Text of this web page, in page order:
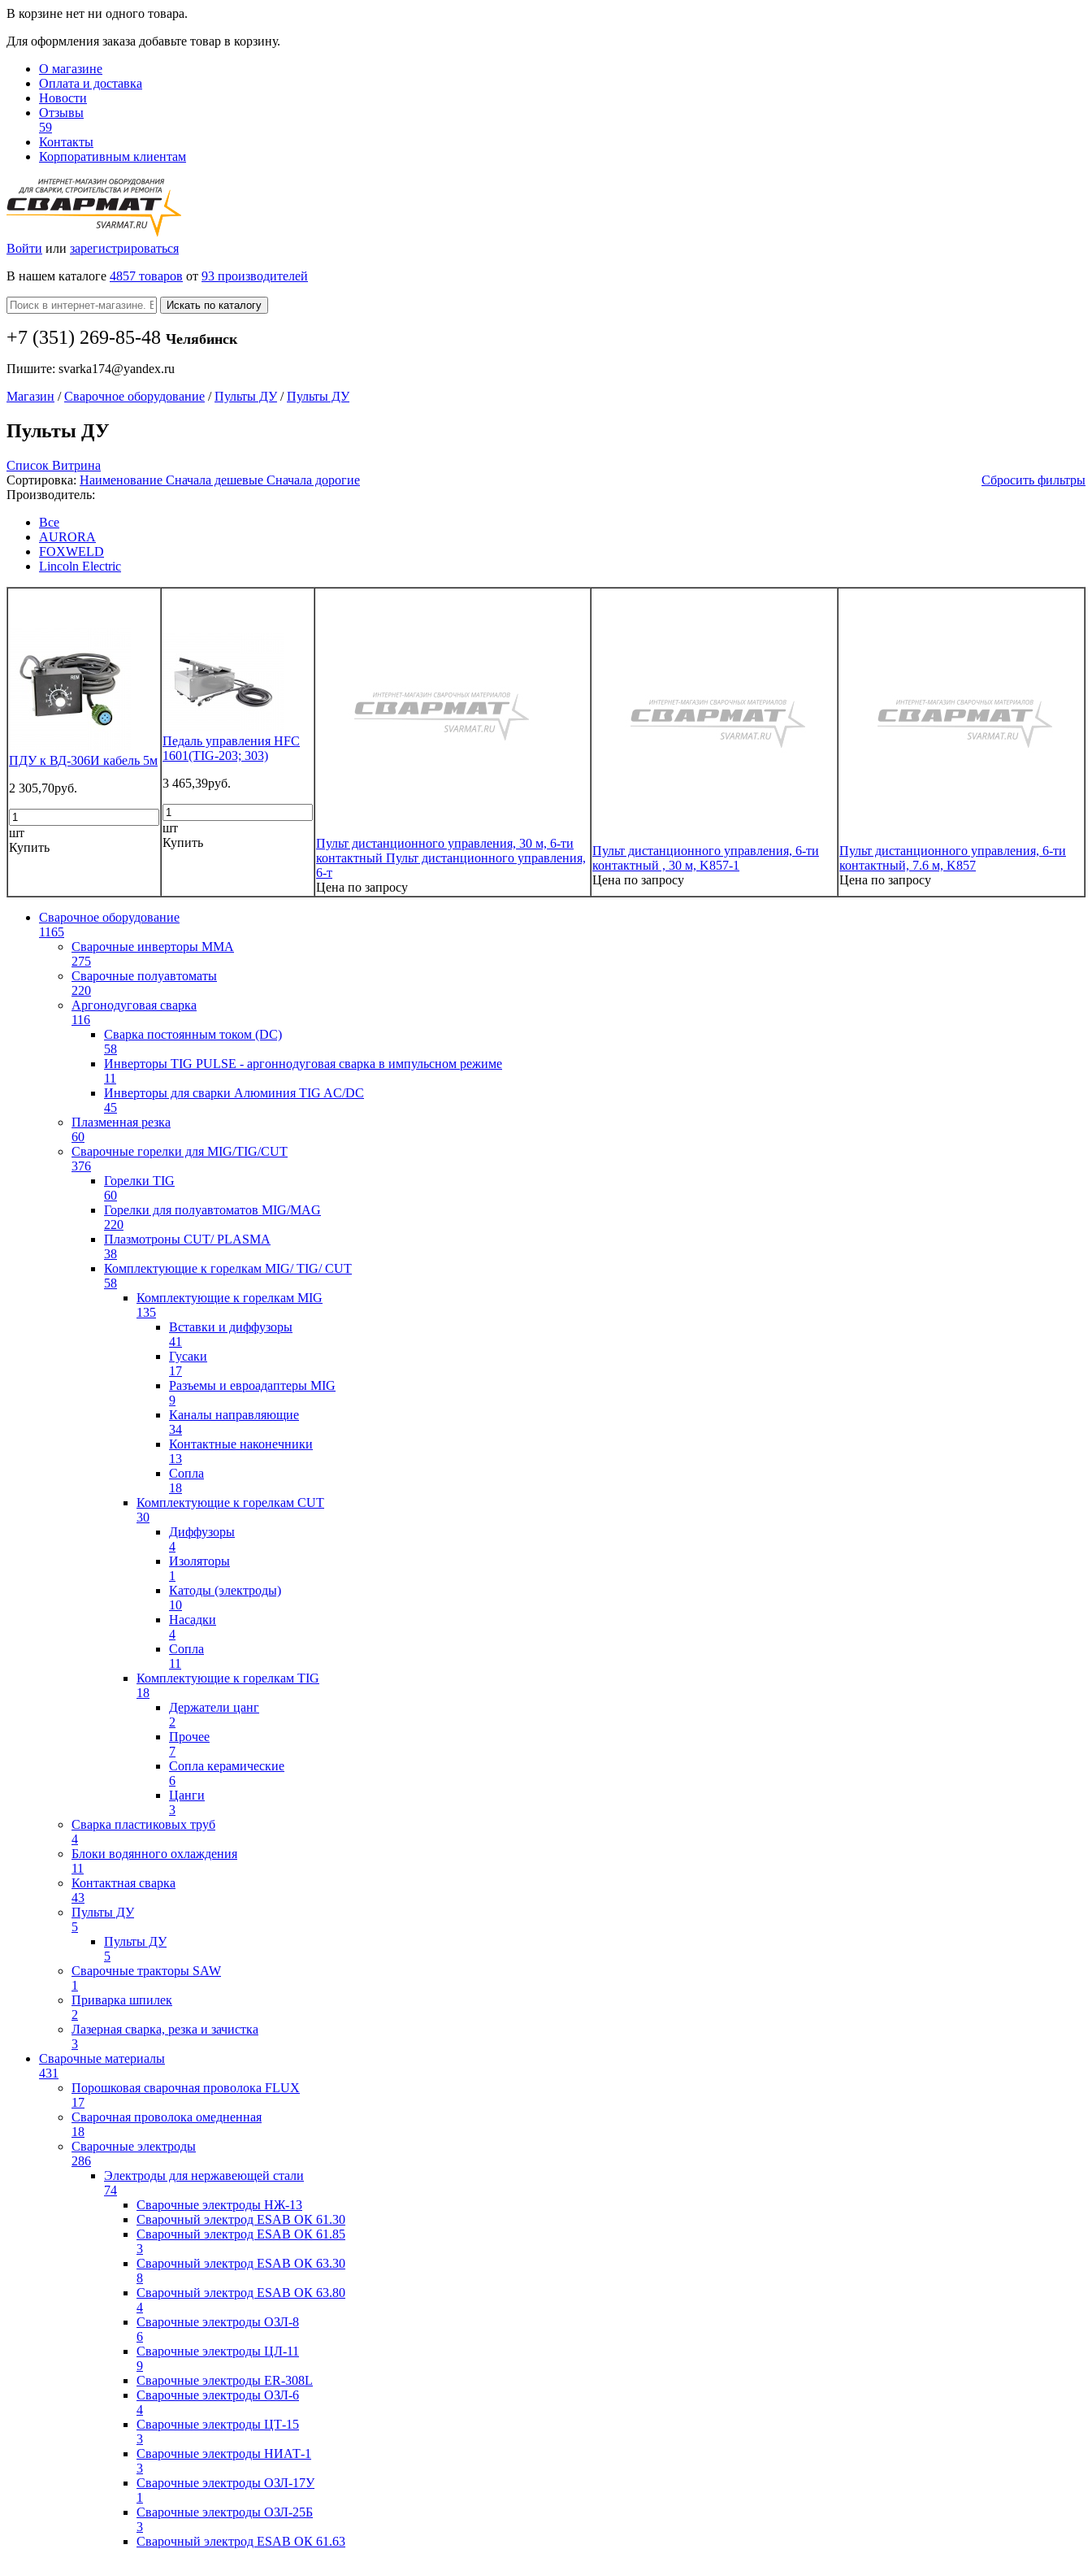
В корзине нет ни одного товара.
Для оформления заказа добавьте товар в корзину.
О магазине
Оплата и доставка
Новости
Отзывы
59
Контакты
Корпоративным клиентам
Войти или зарегистрироваться
В нашем каталоге 4857 товаров от 93 производителей
Искать по каталогу
+7 (351) 269-85-48 Челябинск
Пишите: svarka174@yandex.ru
Магазин / Сварочное оборудование / Пульты ДУ / Пульты ДУ
Пульты ДУ
Список Витрина
Сортировка: Наименование Сначала дешевые Сначала дорогие
Сбросить фильтры
Производитель:
Все
AURORA
FOXWELD
Lincoln Electric
ПДУ к ВД-306И кабель 5м
2 305,70руб.
шт
Купить
Педаль управления HFC
1601(TIG-203; 303)
3 465,39руб.
шт
Купить
Пульт дистанционного управления, 30 м, 6-ти
контактный Пульт дистанционного управления,
6-т
Цена по запросу
Пульт дистанционного управления, 6-ти
контактный , 30 м, K857-1
Цена по запросу
Пульт дистанционного управления, 6-ти
контактный, 7.6 м, K857
Цена по запросу
Сварочное оборудование
1165
Сварочные инверторы ММА
275
Сварочные полуавтоматы
220
Аргонодуговая сварка
116
Сварка постоянным током (DC)
58
Инверторы TIG PULSE - аргоннодуговая сварка в импульсном режиме
11
Инверторы для сварки Алюминия TIG AC/DC
45
Плазменная резка
60
Сварочные горелки для MIG/TIG/CUT
376
Горелки TIG
60
Горелки для полуавтоматов MIG/MAG
220
Плазмотроны CUT/ PLASMA
38
Комплектующие к горелкам MIG/ TIG/ CUT
58
Комплектующие к горелкам MIG
135
Вставки и диффузоры
41
Гусаки
17
Разъемы и евроадаптеры MIG
9
Каналы направляющие
34
Контактные наконечники
13
Сопла
18
Комплектующие к горелкам CUT
30
Диффузоры
4
Изоляторы
1
Катоды (электроды)
10
Насадки
4
Сопла
11
Комплектующие к горелкам TIG
18
Держатели цанг
2
Прочее
7
Сопла керамические
6
Цанги
3
Сварка пластиковых труб
4
Блоки водянного охлаждения
11
Контактная сварка
43
Пульты ДУ
5
Пульты ДУ
5
Сварочные тракторы SAW
1
Приварка шпилек
2
Лазерная сварка, резка и зачистка
3
Сварочные материалы
431
Порошковая сварочная проволока FLUX
17
Сварочная проволока омедненная
18
Сварочные электроды
286
Электроды для нержавеющей стали
74
Сварочные электроды НЖ-13
Сварочный электрод ESAB ОК 61.30
Сварочный электрод ESAB ОК 61.85
3
Сварочный электрод ESAB ОК 63.30
8
Сварочный электрод ESAB ОК 63.80
4
Сварочные электроды ОЗЛ-8
6
Сварочные электроды ЦЛ-11
9
Сварочные электроды ER-308L
Сварочные электроды ОЗЛ-6
4
Сварочные электроды ЦТ-15
3
Сварочные электроды НИАТ-1
3
Сварочные электроды ОЗЛ-17У
1
Сварочные электроды ОЗЛ-25Б
3
Сварочный электрод ESAB ОК 61.63